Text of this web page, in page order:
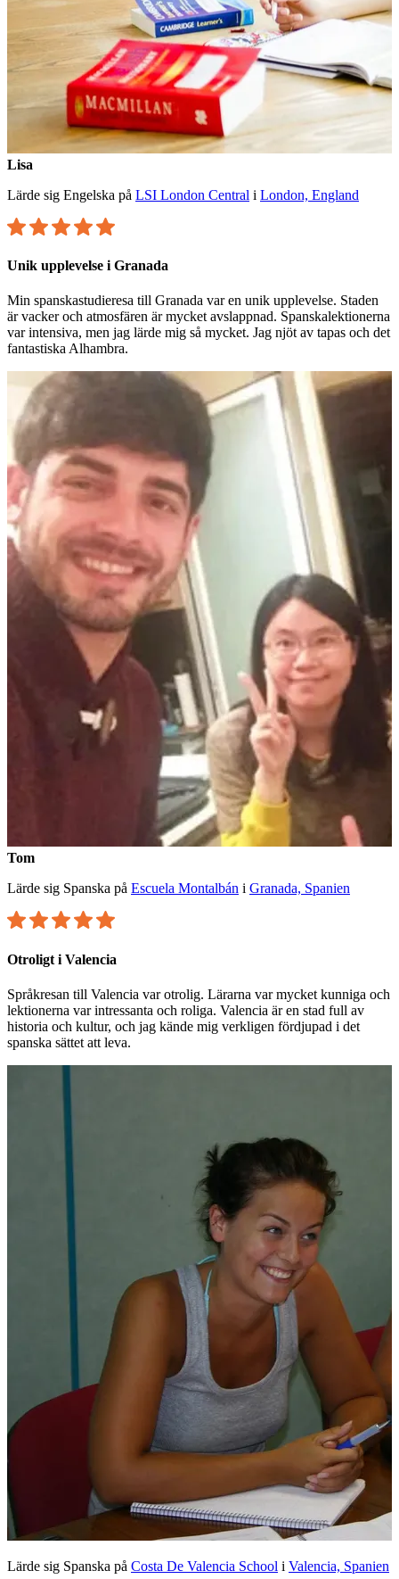
Lisa
Lärde sig Engelska på LSI London Central i London, England
Unik upplevelse i Granada
Min spanskastudieresa till Granada var en unik upplevelse. Staden
är vacker och atmosfären är mycket avslappnad. Spanskalektionerna
var intensiva, men jag lärde mig så mycket. Jag njöt av tapas och det
fantastiska Alhambra.
Tom
Lärde sig Spanska på Escuela Montalbán i Granada, Spanien
Otroligt i Valencia
Språkresan till Valencia var otrolig. Lärarna var mycket kunniga och
lektionerna var intressanta och roliga. Valencia är en stad full av
historia och kultur, och jag kände mig verkligen fördjupad i det
spanska sättet att leva.
Lärde sig Spanska på Costa De Valencia School i Valencia, Spanien